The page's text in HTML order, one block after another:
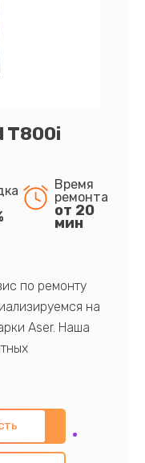
T800i
Время
ремонта
от 20
мин
по ремонту
на
Aser. Наша
знаниями и
ремонт с
компонентов, а